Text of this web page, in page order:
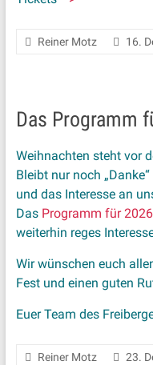
Reiner Motz 16.
Das Programm
Weihnachten steht vor
Bleibt nur noch
und das Interesse an
Das Programm für 2026
weiterhin reges
Wir wünschen euch
Fest und einen guten
Euer Team des
Reiner Motz 23.